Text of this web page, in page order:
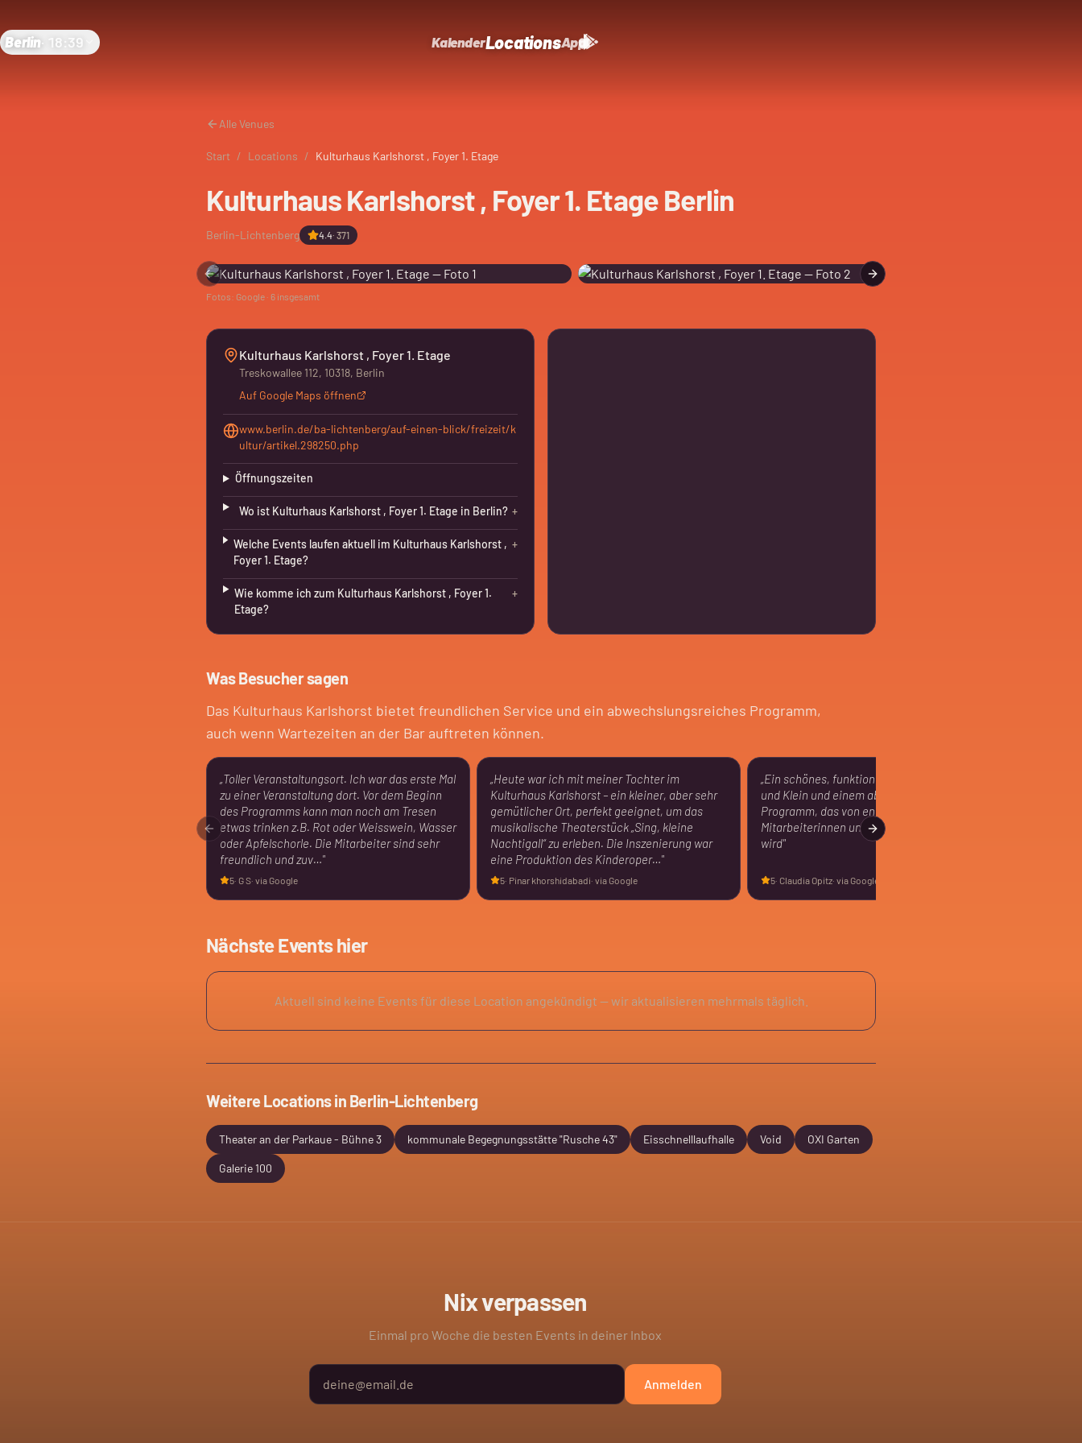
Berlin· 18:39 KalenderLocationsApp
Alle Venues
Start / Locations / Kulturhaus Karlshorst , Foyer 1. Etage
Kulturhaus Karlshorst , Foyer 1. Etage Berlin
Berlin-Lichtenberg 4.4· 371
Previous slide Next slide
Fotos: Google · 6 insgesamt
Kulturhaus Karlshorst , Foyer 1. Etage
Treskowallee 112, 10318, Berlin
Auf Google Maps öffnen
www.berlin.de/ba-lichtenberg/auf-einen-blick/freizeit/k
ultur/artikel.298250.php
Öffnungszeiten
Wo ist Kulturhaus Karlshorst , Foyer 1. Etage in Berlin? +
Welche Events laufen aktuell im Kulturhaus Karlshorst ,
Foyer 1. Etage?
+
Wie komme ich zum Kulturhaus Karlshorst , Foyer 1.
Etage?
+
Was Besucher sagen
Das Kulturhaus Karlshorst bietet freundlichen Service und ein abwechslungsreiches Programm,
auch wenn Wartezeiten an der Bar auftreten können.
„Toller Veranstaltungsort. Ich war das erste Mal
zu einer Veranstaltung dort. Vor dem Beginn
des Programms kann man noch am Tresen
etwas trinken z.B. Rot oder Weisswein, Wasser
oder Apfelschorle. Die Mitarbeiter sind sehr
freundlich und zuv…"
5· G S· via Google
„Heute war ich mit meiner Tochter im
Kulturhaus Karlshorst – ein kleiner, aber sehr
gemütlicher Ort, perfekt geeignet, um das
musikalische Theaterstück „Sing, kleine
Nachtigall“ zu erleben. Die Inszenierung war
eine Produktion des Kinderoper…"
5· Pinar khorshidabadi· via Google
„Ein schönes, funktionales Gebäude für Groß
und Klein und einem abwechslungsreichen
Programm, das von engagierten
Mitarbeiterinnen und Mitarbeitern gestaltet
wird"
5· Claudia Opitz· via Google
Previous slide Next slide
Nächste Events hier
Aktuell sind keine Events für diese Location angekündigt — wir aktualisieren mehrmals täglich.
Weitere Locations in Berlin-Lichtenberg
Theater an der Parkaue - Bühne 3 kommunale Begegnungsstätte "Rusche 43" Eisschnelllaufhalle Void OXI Garten
Galerie 100
Nix verpassen
Einmal pro Woche die besten Events in deiner Inbox
Anmelden